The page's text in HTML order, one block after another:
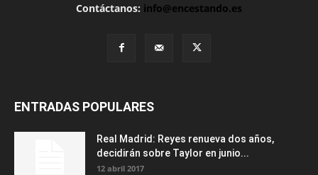
Contáctanos: info@encestando.es
ENTRADAS POPULARES
Real Madrid: Reyes renueva dos años,
decidirán sobre Taylor en junio...
12 abril 2017